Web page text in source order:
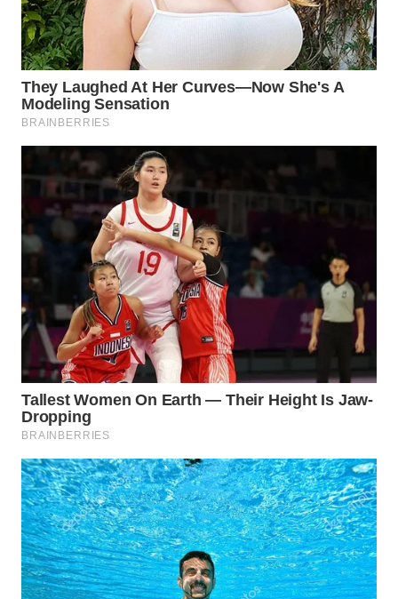
WN
PAKPAK
WN
KARAWANG
BEKASI
WN
BOGOR
WN
TAPANULI
UTARA
WN
SAMOSIR
WN
PADANG
LAWAS
WN
SUMEDANG